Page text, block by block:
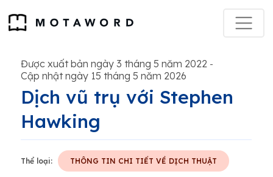
Được xuất bản ngày 3 tháng 5 năm 2022 -
Cập nhật ngày 15 tháng 5 năm 2026
Dịch vũ trụ với Stephen
Hawking
Thể loại: THÔNG TIN CHI TIẾT VỀ DỊCH THUẬT